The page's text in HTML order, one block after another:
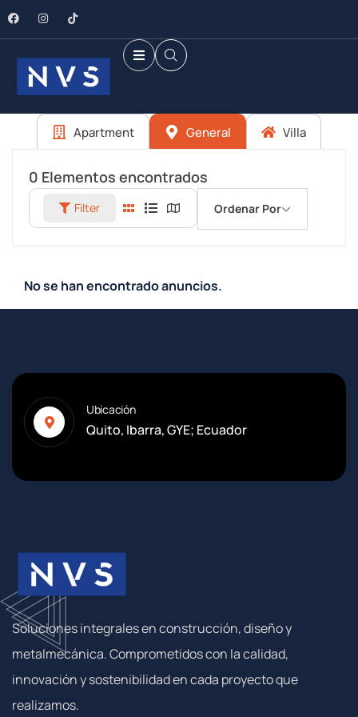
Apartment General Villa
0 Elementos encontrados
Filter Ordenar Por
No se han encontrado anuncios.
Ubicación
Quito, Ibarra, GYE; Ecuador
Soluciones integrales en construcción, diseño y
metalmecánica. Comprometidos con la calidad,
innovación y sostenibilidad en cada proyecto que
realizamos.